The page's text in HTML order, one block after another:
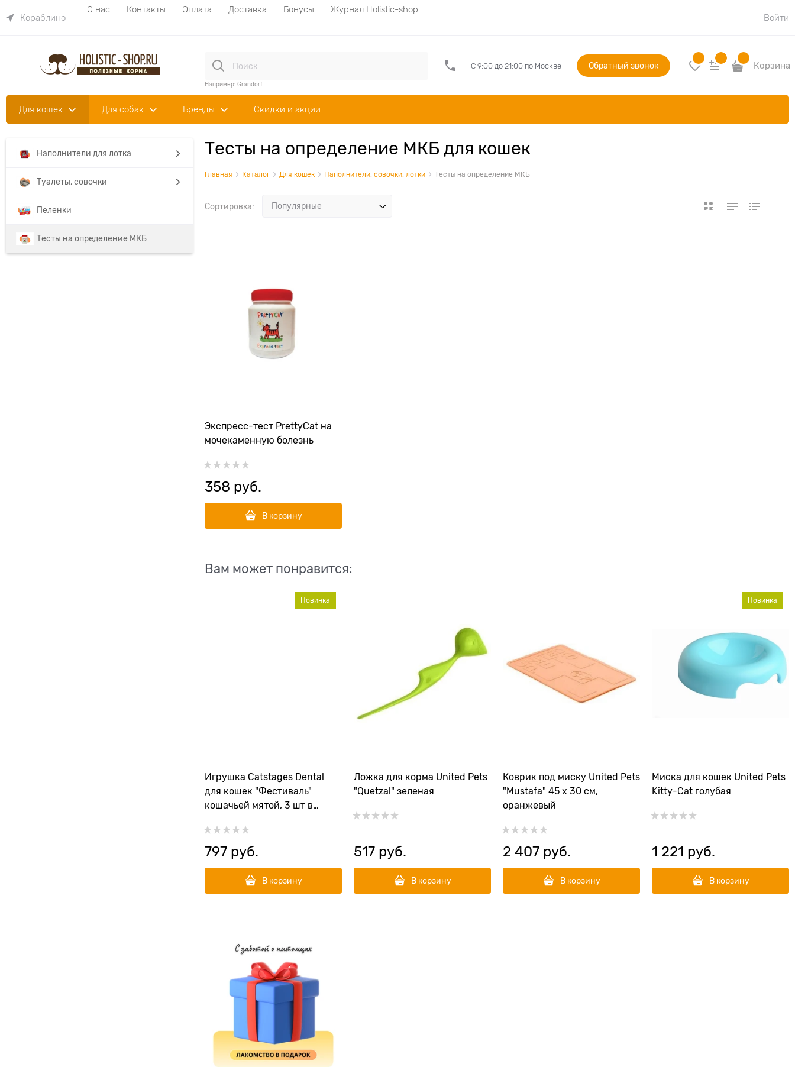
Кораблино
О нас Контакты Оплата Доставка Бонусы
Журнал Holistic-shop
Войти
Например: Grandorf
С 9:00 до 21:00 по Москве Обратный звонок Корзина
Для кошек Для собак Бренды Скидки и акции
Наполнители для лотка
Туалеты, совочки
Пеленки
Тесты на определение МКБ
Тесты на определение МКБ для кошек
Главная Каталог Для кошек Наполнители, совочки, лотки Тесты на определение МКБ
Сортировка:
Экспресс-тест PrettyCat на
мочекаменную болезнь
358 руб.
В корзину
Вам может понравится:
Игрушка Catstages Dental
для кошек "Фестиваль"
кошачьей мятой, 3 шт в
Новинка
797 руб.
В корзину
Ложка для корма United Pets
"Quetzal" зеленая
517 руб.
В корзину
Коврик под миску United Pets
"Mustafa" 45 х 30 см,
оранжевый
2 407 руб.
В корзину
Миска для кошек United Pets
Kitty-Cat голубая
Новинка
1 221 руб.
В корзину